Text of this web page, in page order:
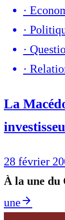
·
·
·
·
La
28 février
À la une du
une